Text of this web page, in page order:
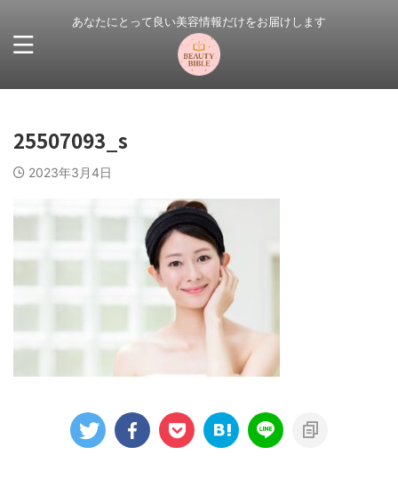
あなたにとって良い美容情報だけをお届けします
25507093_s
2023年3月4日